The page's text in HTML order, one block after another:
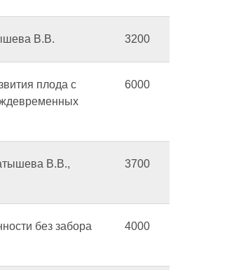
В.В. 3200
плода с
6000
В.В.,
3700
без забора
4000